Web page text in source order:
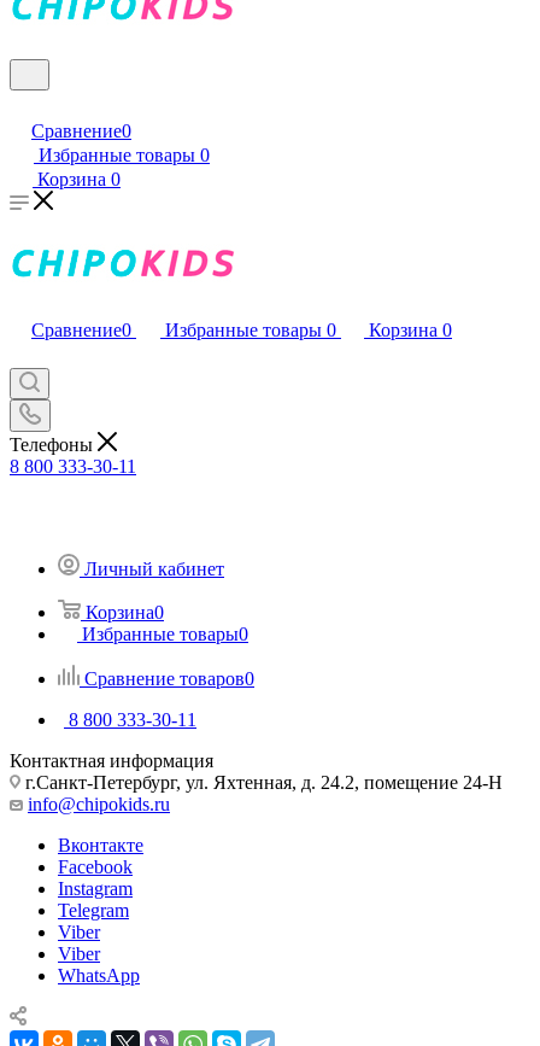
Сравнение0
Избранные товары 0
Корзина 0
Сравнение0 Избранные товары 0 Корзина 0
Телефоны
8 800 333-30-11
Личный кабинет
Корзина0
Избранные товары0
Сравнение товаров0
8 800 333-30-11
Контактная информация
г.Санкт-Петербург, ул. Яхтенная, д. 24.2, помещение 24-Н
info@chipokids.ru
Вконтакте
Facebook
Instagram
Telegram
Viber
Viber
WhatsApp